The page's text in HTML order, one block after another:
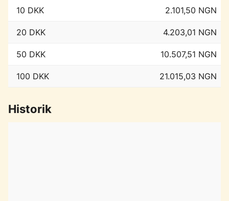
10 DKK 2.101,50 NGN
20 DKK 4.203,01 NGN
50 DKK 10.507,51 NGN
100 DKK 21.015,03 NGN
Historik